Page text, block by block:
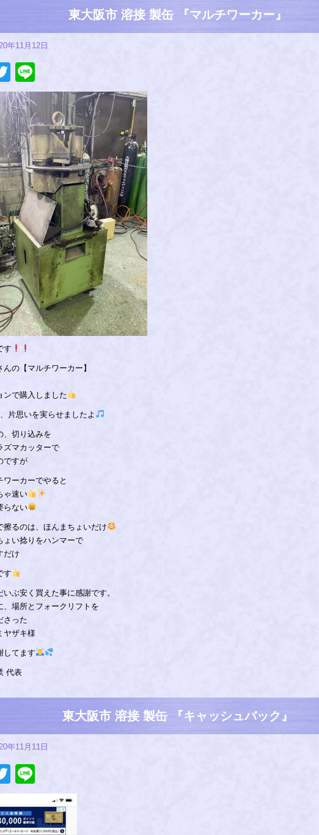
東大阪市 溶接 製缶 『マルチワーカー』
年11月12日
Twitter
す
んの【マルチワーカー】
ンで購入しました
片思いを実らせましたよ
、切り込みを
ズマカッターで
ですが
ワーカーでやると
ゃ速い
らない
擦るのは、ほんまちょいだけ
ょい捻りをハンマーで
だけ
す
いぶ安く買えた事に感謝です。
、場所とフォークリフトを
さった
ヤザキ様
してます
代表
東大阪市 溶接 製缶 『キャッシュバック』
年11月11日
Twitter